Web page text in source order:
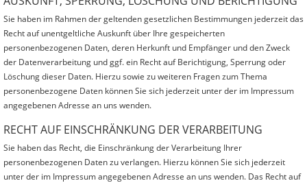
Sie haben im Rahmen der geltenden gesetzlichen Bestimmungen jederzeit das
Recht auf unentgeltliche Auskunft über Ihre gespeicherten
personenbezogenen Daten, deren Herkunft und Empfänger und den Zweck
der Datenverarbeitung und ggf. ein Recht auf Berichtigung, Sperrung oder
Löschung dieser Daten. Hierzu sowie zu weiteren Fragen zum Thema
personenbezogene Daten können Sie sich jederzeit unter der im Impressum
angegebenen Adresse an uns wenden.
RECHT AUF EINSCHRÄNKUNG DER VERARBEITUNG
Sie haben das Recht, die Einschränkung der Verarbeitung Ihrer
personenbezogenen Daten zu verlangen. Hierzu können Sie sich jederzeit
unter der im Impressum angegebenen Adresse an uns wenden. Das Recht auf